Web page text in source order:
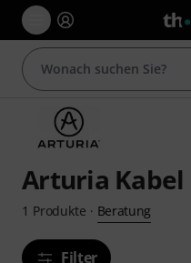
Arturia Kabel
1 Produkte · Beratung
Filter